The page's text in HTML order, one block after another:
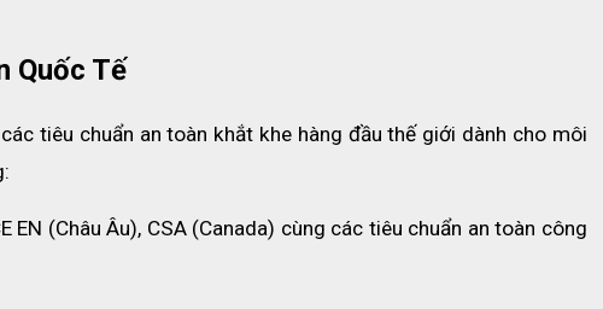
Quốc Tế
tiêu chuẩn an toàn khắt khe hàng đầu thế giới dành cho môi
EN (Châu Âu), CSA (Canada) cùng các tiêu chuẩn an toàn công